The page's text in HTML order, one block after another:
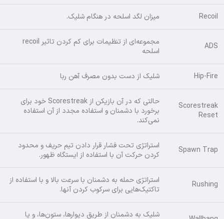
Recoil میزان لگد اسلحه در هنگام شلیک.
ADS
مجموعه‌ای از تنظیمات برای کم کردن تاثیر recoil
اسلحه
Hip-Fire شلیک از دست بدون مصرف آهن ربا
Scorestreak
Reset
حالتی که در آن بازیکن از Scorestreak خود برای
برخورد با دشمنان و استفاده مجدد از آن استفاده
نمی‌کند.
Spawn Trap
استراتژی تحت فشار قرار دادن تیم حریف و محدود
کردن حرکت آن با استفاده از ایستگاه ظهور.
Rushing
استراتژی حمله به دشمنان با سرعت بالا و با استفاده از
تاکتیک‌هایی برای سرکوب کردن آنها.
شلیک به دشمنان از طریق دیوارها، ستون‌ها، و یا